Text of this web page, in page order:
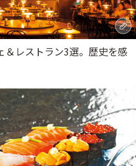
＆レストラン3選。歴史を感